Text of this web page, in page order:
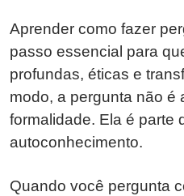
Aprender como fazer
passo essencial para
profundas, éticas e
modo, a pergunta não é
formalidade. Ela é parte
autoconhecimento.
Quando você pergunta